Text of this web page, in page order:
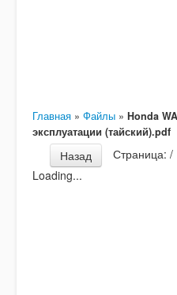
Главная » Файлы » Honda
эксплуатации (тайский).pdf
Назад Страница: /
Loading...